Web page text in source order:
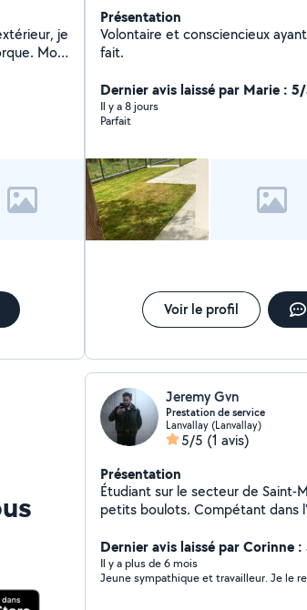
Présentation
Volontaire et consciencieux ayant le goût du
fait.
Dernier avis laissé par Marie :
Il y a 8 jours
Parfait
Voir le profil
Jeremy Gvn
Prestation de service
Lanvallay (Lanvallay)
5/5 (1 avis)
Présentation
Étudiant sur le secteur de Saint-
petits boulots. Compétant dans
consciencieux.
Dernier avis laissé par Corinne
Il y a plus de 6 mois
Jeune sympathique et travailleur. Je le